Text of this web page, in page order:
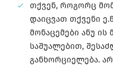
თქვენ, როგორც
დაიცვათ თქვენი
მონაცემები ანუ
საშუალებით,
განხორციელება.